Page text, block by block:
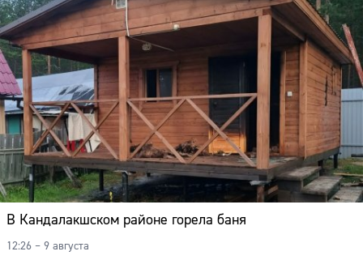
В Кандалакшском районе горела баня
12:26 – 9 августа